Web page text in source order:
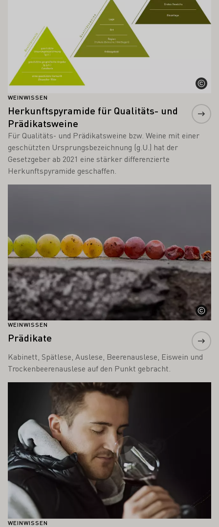
WEINWISSEN
Herkunftspyramide für Qualitäts- und
Prädikatsweine
Für Qualitäts- und Prädikatsweine bzw. Weine mit einer
geschützten Ursprungsbezeichnung (g.U.) hat der
Gesetzgeber ab 2021 eine stärker differenzierte
Herkunftspyramide geschaffen.
WEINWISSEN
Prädikate
Kabinett, Spätlese, Auslese, Beerenauslese, Eiswein und
Trockenbeerenauslese auf den Punkt gebracht.
WEINWISSEN